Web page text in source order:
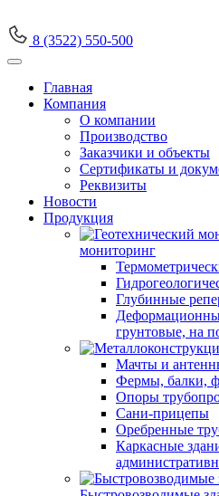
8 (3522) 550-500
Главная
Компания
О компании
Производство
Заказчики и объекты
Сертификаты и
Реквизиты
Новости
Продукция
мониторинг
Глубинные
грунтовые, на
Мачты и
Фермы, балки,
Опоры
Сани-прицепы
Оребренные
Каркасные